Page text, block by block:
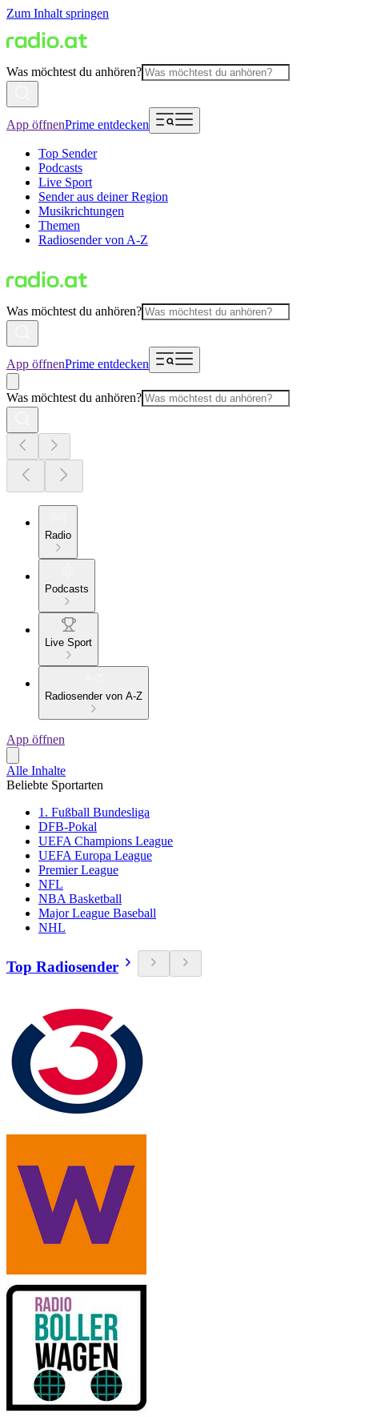
Zum Inhalt springen
Was möchtest du anhören?
App öffnenPrime entdecken
Top Sender
Podcasts
Live Sport
Sender aus deiner Region
Musikrichtungen
Themen
Radiosender von A-Z
Was möchtest du anhören?
App öffnenPrime entdecken
Was möchtest du anhören?
Radio
Podcasts
Live Sport
Radiosender von A-Z
App öffnen
Alle Inhalte
Beliebte Sportarten
1. Fußball Bundesliga
DFB-Pokal
UEFA Champions League
UEFA Europa League
Premier League
NFL
NBA Basketball
Major League Baseball
NHL
Top Radiosender